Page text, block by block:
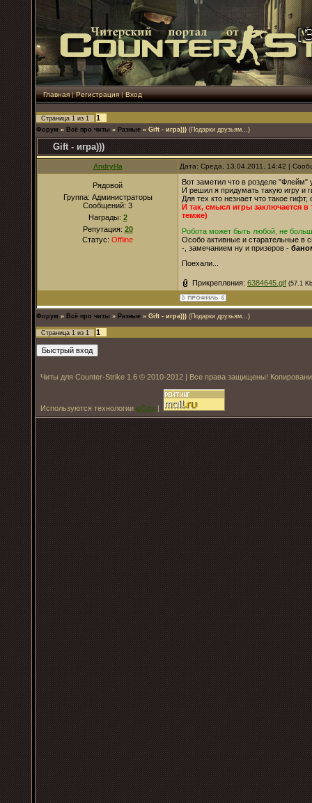
Главная|Регистрация|Вход
Страница 1 из 1 1
Форум » Всё про читы » Разные » Gift - игра))) (Подарки друзьям...)
Gift - игра)))
AndryHa Дата: Среда, 13.04.2011, 14:42 |
Рядовой
Группа: Администраторы
Сообщений: 3
Награды: 2
Репутация: 20
Статус: Offline
Вот заметил что в розделе "Флейм"
И решил я придумать такую игру и
Для тех кто незнает что такое
И так, смысл игры заключается
темже)
Робота может быть любой, не
Особо активные и старательные в
-, замечанием ну и призеров -
Поехали...
Прикрепления: 6384645.gif (57.1
Форум » Всё про читы » Разные » Gift - игра))) (Подарки друзьям...)
Страница 1 из 1 1
Читы для Counter-Strike 1.6 © 2010-2012 | Все права защищены!
Используются технологии uCoz |